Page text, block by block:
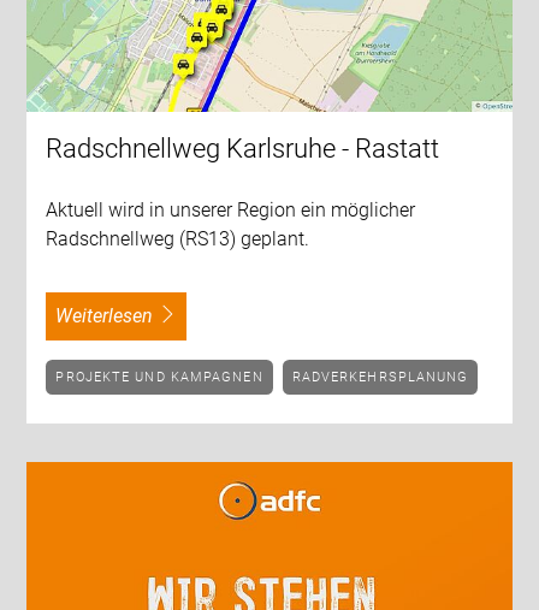
Radschnellweg Karlsruhe - Rastatt
Aktuell wird in unserer Region ein möglicher
Radschnellweg (RS13) geplant.
weiterlesen
PROJEKTE UND KAMPAGNEN RADVERKEHRSPLANUNG